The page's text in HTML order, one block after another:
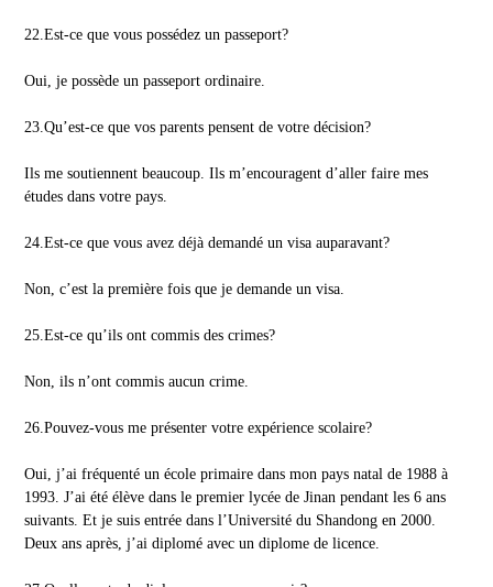
22.Est-ce que vous possédez un passeport?
Oui, je possède un passeport ordinaire.
23.Qu’est-ce que vos parents pensent de votre décision?
Ils me soutiennent beaucoup. Ils m’encouragent d’aller faire mes
études dans votre pays.
24.Est-ce que vous avez déjà demandé un visa auparavant?
Non, c’est la première fois que je demande un visa.
25.Est-ce qu’ils ont commis des crimes?
Non, ils n’ont commis aucun crime.
26.Pouvez-vous me présenter votre expérience scolaire?
Oui, j’ai fréquenté un école primaire dans mon pays natal de 1988 à
1993. J’ai été élève dans le premier lycée de Jinan pendant les 6 ans
suivants. Et je suis entrée dans l’Université du Shandong en 2000.
Deux ans après, j’ai diplomé avec un diplome de licence.